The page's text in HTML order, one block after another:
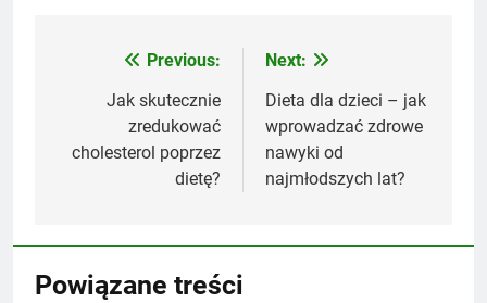
Nawigacja
wpisu
Previous:
Jak skutecznie
zredukować
cholesterol poprzez
dietę?
Next:
Dieta dla dzieci – jak
wprowadzać zdrowe
nawyki od
najmłodszych lat?
Powiązane treści